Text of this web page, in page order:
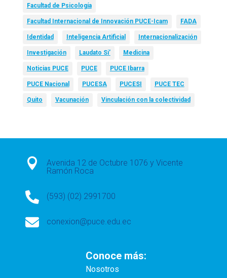
Facultad de Psicología
Facultad Internacional de Innovación PUCE-Icam FADA
Identidad Inteligencia Artificial Internacionalización
Investigación Laudato Si’ Medicina
Noticias PUCE PUCE PUCE Ibarra
PUCE Nacional PUCESA PUCESI PUCE TEC
Quito Vacunación Vinculación con la colectividad

Avenida 12 de Octubre 1076 y Vicente
Ramón Roca
 (593) (02) 2991700
 conexion@puce.edu.ec
Conoce más:
Nosotros